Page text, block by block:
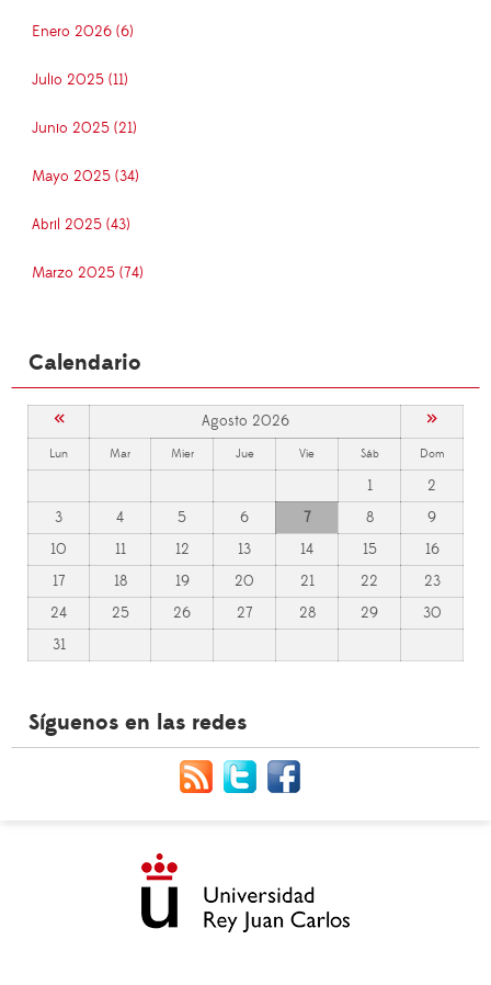
Enero 2026 (6)
Julio 2025 (11)
Junio 2025 (21)
Mayo 2025 (34)
Abril 2025 (43)
Marzo 2025 (74)
Calendario
« Agosto 2026 »
Lun Mar Mier Jue Vie Sáb Dom
1
2
3
4 5 6 7 8
9
10
11 12 13 14 15
16
17
18 19 20 21 22
23
24
25 26 27 28 29
30
31
Síguenos en las redes